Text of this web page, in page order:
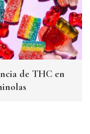
de THC en